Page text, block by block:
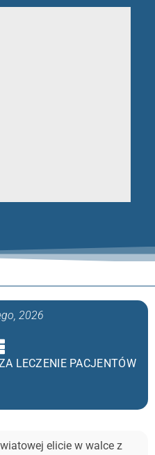
2026
LECZENIE PACJENTÓW
elicie w walce z